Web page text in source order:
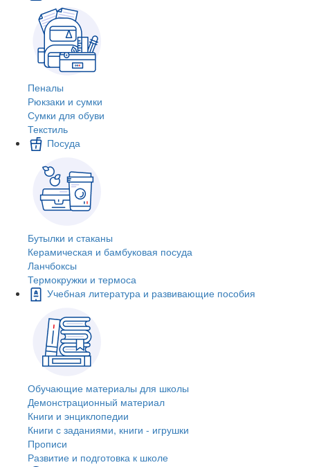
Пеналы
Рюкзаки и сумки
Сумки для обуви
Текстиль
Посуда
Бутылки и стаканы
Керамическая и бамбуковая посуда
Ланчбоксы
Термокружки и термоса
Учебная литература и развивающие пособия
Обучающие материалы для школы
Демонстрационный материал
Книги и энциклопедии
Книги с заданиями, книги - игрушки
Прописи
Развитие и подготовка к школе